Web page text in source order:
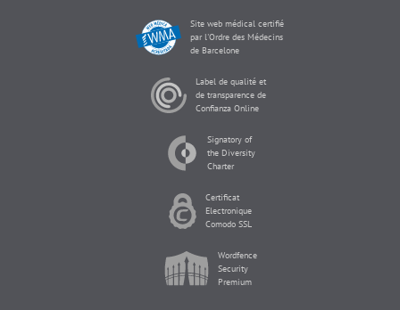
Site web médical certifié
par l'Ordre des Médecins
de Barcelone
Label de qualité et
de transparence de
Confianza Online
Signatory of
the Diversity
Charter
Certificat
Electronique
Comodo SSL
Wordfence
Security
Premium